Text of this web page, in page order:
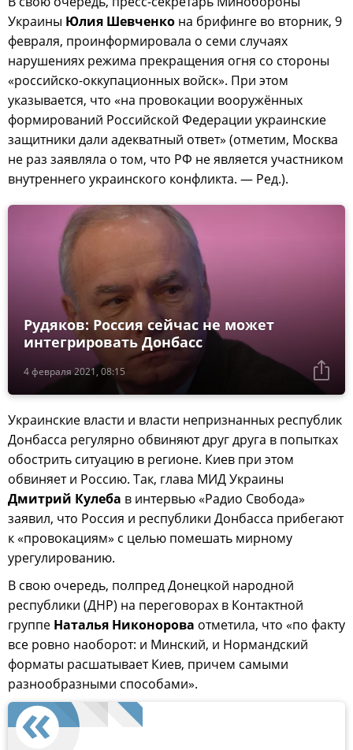
Украины Юлия Шевченко на брифинге во вторник, 9
февраля, проинформировала о семи случаях
нарушениях режима прекращения огня со стороны
«российско-оккупационных войск». При этом
указывается, что «на провокации вооружённых
формирований Российской Федерации украинские
защитники дали адекватный ответ» (отметим, Москва
не раз заявляла о том, что РФ не является участником
внутреннего украинского конфликта. — Ред.).
4 февраля 2021, 08:15
Рудяков: Россия сейчас не может
интегрировать Донбасс
Украинские власти и власти непризнанных республик
Донбасса регулярно обвиняют друг друга в попытках
обострить ситуацию в регионе. Киев при этом
обвиняет и Россию. Так, глава МИД Украины
Дмитрий Кулеба в интервью «Радио Свобода»
заявил, что Россия и республики Донбасса прибегают
к «провокациям» с целью помешать мирному
урегулированию.
В свою очередь, полпред Донецкой народной
республики (ДНР) на переговорах в Контактной
группе Наталья Никонорова отметила, что «по факту
все ровно наоборот: и Минский, и Нормандский
форматы расшатывает Киев, причем самыми
разнообразными способами».